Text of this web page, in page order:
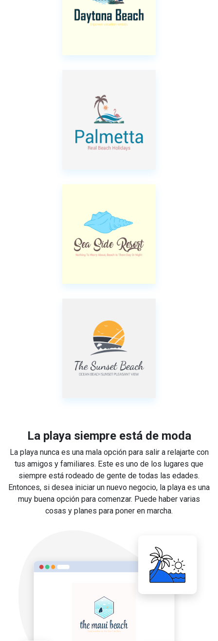
La playa siempre está de moda
La playa nunca es una mala opción para salir a relajarte con
tus amigos y familiares. Este es uno de los lugares que
siempre está rodeado de gente de todas las edades.
Entonces, si desea iniciar un nuevo negocio, la playa es una
muy buena opción para comenzar. Puede haber varias
cosas y planes para poner en marcha.